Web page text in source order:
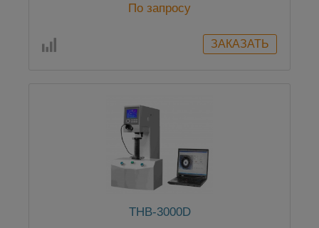
По запросу
THB-3000D